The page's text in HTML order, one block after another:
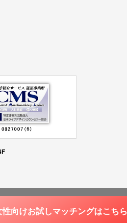
性向けお試しマッチングはこちら